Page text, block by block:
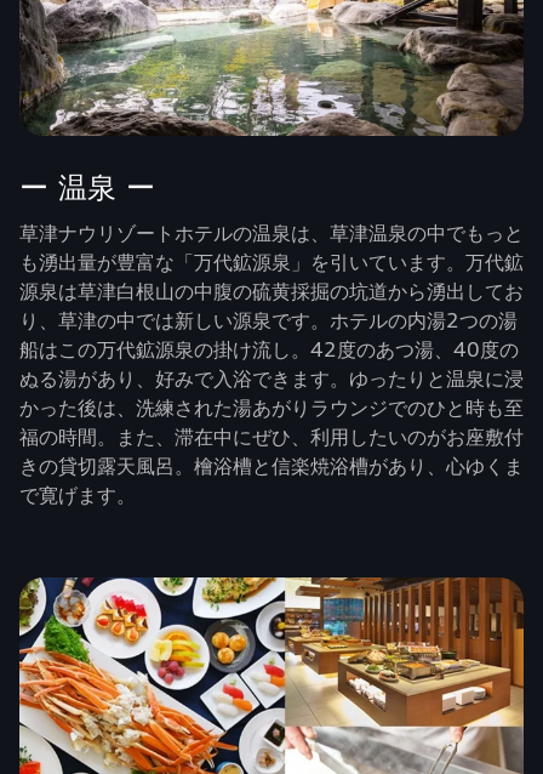
ー 温泉 ー
草津ナウリゾートホテルの温泉は、草津温泉の中でもっと
も湧出量が豊富な「万代鉱源泉」を引いています。万代鉱
源泉は草津白根山の中腹の硫黄採掘の坑道から湧出してお
り、草津の中では新しい源泉です。ホテルの内湯2つの湯
船はこの万代鉱源泉の掛け流し。42度のあつ湯、40度の
ぬる湯があり、好みで入浴できます。ゆったりと温泉に浸
かった後は、洗練された湯あがりラウンジでのひと時も至
福の時間。また、滞在中にぜひ、利用したいのがお座敷付
きの貸切露天風呂。檜浴槽と信楽焼浴槽があり、心ゆくま
で寛げます。